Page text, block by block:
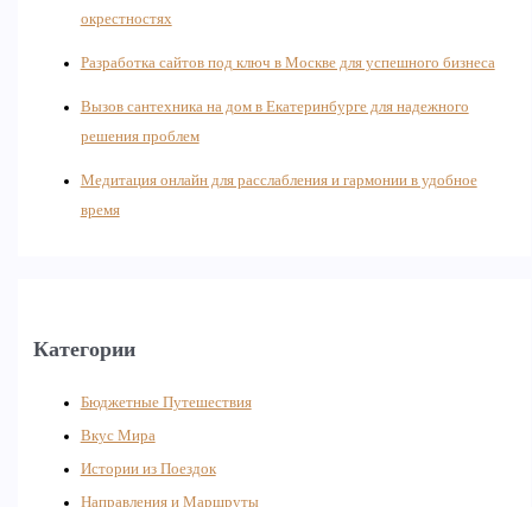
окрестностях
Разработка сайтов под ключ в Москве для успешного бизнеса
Вызов сантехника на дом в Екатеринбурге для надежного
решения проблем
Медитация онлайн для расслабления и гармонии в удобное
время
Категории
Бюджетные Путешествия
Вкус Мира
Истории из Поездок
Направления и Маршруты